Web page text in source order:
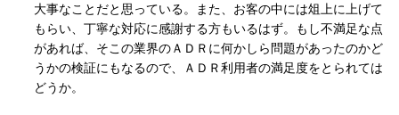
大事なことだと思っている。また、お客の中には俎上に上げて
もらい、丁寧な対応に感謝する方もいるはず。もし不満足な点
があれば、そこの業界のＡＤＲに何かしら問題があったのかど
うかの検証にもなるので、ＡＤＲ利用者の満足度をとられては
どうか。